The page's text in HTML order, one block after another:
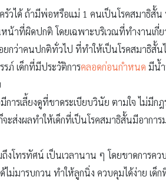
วได้ ถ้ามีพ่อหรือแม่ 1 คนเป็นโรคสมาธิสั้น
าที่ผิดปกติ โดยเฉพาะบริเวณที่ทำงานเกี่ย
กว่าคนปกติทั่วไป ที่ทำให้เป็นโรคสมาธิสั้น
รภ์ เด็กที่มีประวัติการคลอดก่อนกำหนด มีน้
การเลี้ยงดูที่ขาดระเบียบวินัย ตามใจ ไม่มี
ะส่งผลทำให้เด็กที่เป็นโรคสมาธิสั้นมีอากา
งโทรทัศน์ เป็นเวลานาน ๆ โดยขาดการค
ม่มารบกวน ทำให้ลูกนิ่ง ควบคุมได้ง่าย เด็